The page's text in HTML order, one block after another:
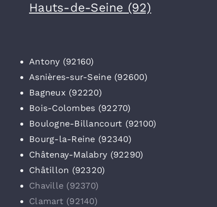
Hauts-de-Seine (92)
Antony (92160)
Asnières-sur-Seine (92600)
Bagneux (92220)
Bois-Colombes (92270)
Boulogne-Billancourt (92100)
Bourg-la-Reine (92340)
Châtenay-Malabry (92290)
Châtillon (92320)
Chaville (92370)
Clamart (92140)